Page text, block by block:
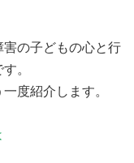
害の子どもの心と行
。
度紹介します。